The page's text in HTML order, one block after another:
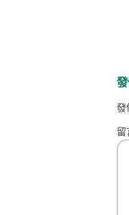
發
留